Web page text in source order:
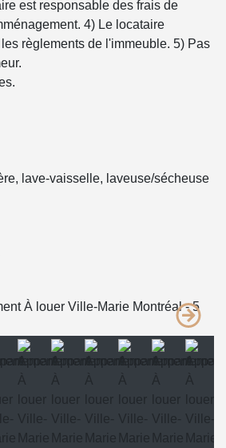
est responsable des frais de
4) Le locataire
règlements de l'immeuble. 5) Pas
lave-vaisselle, laveuse/sécheuse